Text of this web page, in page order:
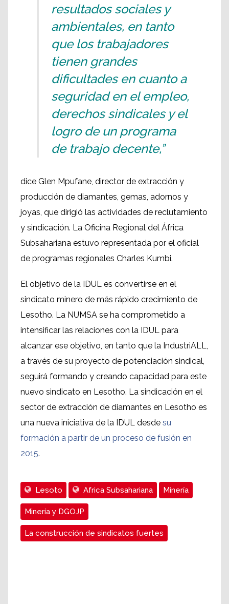
resultados sociales y
ambientales, en tanto
que los trabajadores
tienen grandes
dificultades en cuanto a
seguridad en el empleo,
derechos sindicales y el
logro de un programa
de trabajo decente,”
dice Glen Mpufane, director de extracción y
producción de diamantes, gemas, adornos y
joyas, que dirigió las actividades de reclutamiento
y sindicación. La Oficina Regional del África
Subsahariana estuvo representada por el oficial
de programas regionales Charles Kumbi.
El objetivo de la IDUL es convertirse en el
sindicato minero de más rápido crecimiento de
Lesotho. La NUMSA se ha comprometido a
intensificar las relaciones con la IDUL para
alcanzar ese objetivo, en tanto que la IndustriALL,
a través de su proyecto de potenciación sindical,
seguirá formando y creando capacidad para este
nuevo sindicato en Lesotho. La sindicación en el
sector de extracción de diamantes en Lesotho es
una nueva iniciativa de la IDUL desde su
formación a partir de un proceso de fusión en
2015.
Lesoto Africa Subsahariana Minería
Minería y DGOJP
La construcción de sindicatos fuertes